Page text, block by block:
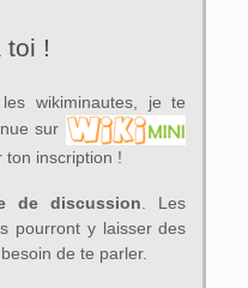
toi !
wikiminautes, je te
sur
ton inscription !
de discussion . Les
pourront y laisser des
de te parler.